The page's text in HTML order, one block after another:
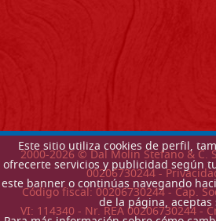
Este sitio utiliza cookies de perfil,
ofrecerte servicios y publicidad según
este banner o continúas navegando
de la página, aceptas
2000-2026© Dal Molin Stefano & C.
00206730244 -
Código fiscal: 00206730244 - Cap.
VI: 114340 - Nr. REA 00206730244 -